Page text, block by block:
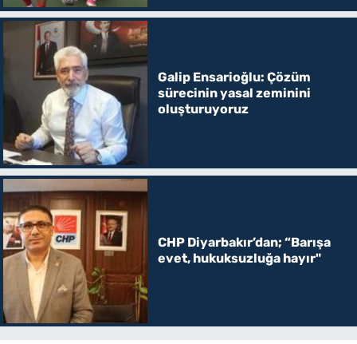
Galip Ensarioğlu: Çözüm
sürecinin yasal zeminini
oluşturuyoruz
CHP Diyarbakır’dan; “Barışa
evet, hukuksuzluğa hayır"